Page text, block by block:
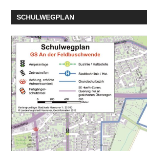
SCHULWEGPLAN